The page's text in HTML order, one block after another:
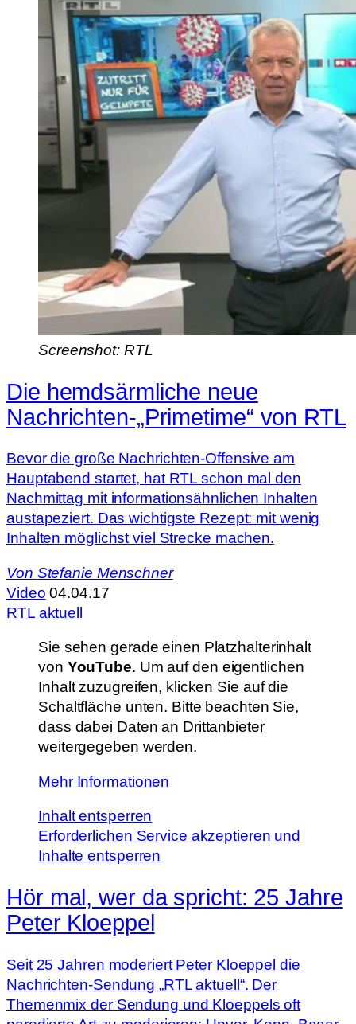
Screenshot: RTL
Die hemdsärmliche neue
Nachrichten-„Primetime“ von RTL
Bevor die große Nachrichten-Offensive am
Hauptabend startet, hat RTL schon mal den
Nachmittag mit informationsähnlichen Inhalten
austapeziert. Das wichtigste Rezept: mit wenig
Inhalten möglichst viel Strecke machen.
Von Stefanie Menschner
Video 04.04.17
RTL aktuell
Sie sehen gerade einen Platzhalterinhalt
von YouTube. Um auf den eigentlichen
Inhalt zuzugreifen, klicken Sie auf die
Schaltfläche unten. Bitte beachten Sie,
dass dabei Daten an Drittanbieter
weitergegeben werden.
Mehr Informationen
Inhalt entsperren
Erforderlichen Service akzeptieren und
Inhalte entsperren
Hör mal, wer da spricht: 25 Jahre
Peter Kloeppel
Seit 25 Jahren moderiert Peter Kloeppel die
Nachrichten-Sendung „RTL aktuell“. Der
Themenmix der Sendung und Kloeppels oft